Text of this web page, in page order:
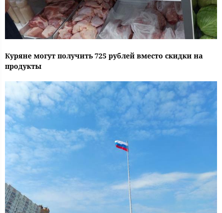
Куряне могут получить 725 рублей вместо скидки на
продукты